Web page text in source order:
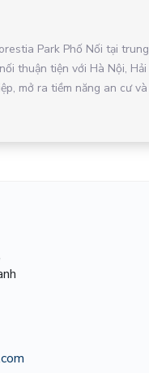
Park Phố Nối tại trung
thuận tiện với Hà Nội, Hải
mở ra tiềm năng an cư và